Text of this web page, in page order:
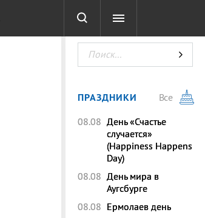
ТЕСТЫ
ПРАЗДНИКИ
Все
08.08 День «Счастье
случается»
(Happiness Happens
Day)
08.08 День мира в
Аугсбурге
08.08 Ермолаев день